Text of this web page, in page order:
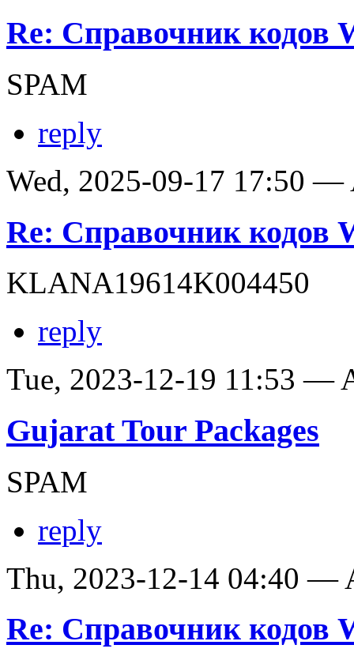
Re: Справочник кодов
SPAM
reply
Wed, 2025-09-17 17:50 —
Re: Справочник кодов
KLANA19614K004450
reply
Tue, 2023-12-19 11:53 —
Gujarat Tour Packages
SPAM
reply
Thu, 2023-12-14 04:40 —
Re: Справочник кодов